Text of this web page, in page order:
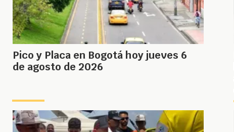
Pico y Placa en Bogotá hoy jueves 6
de agosto de 2026